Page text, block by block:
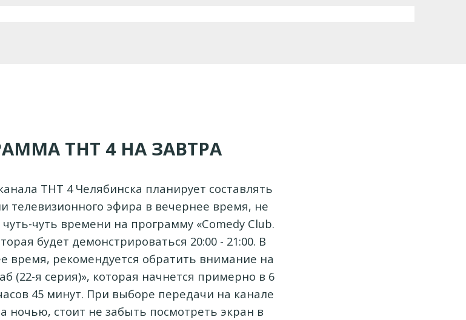
ТНТ 4 НА ЗАВТРА
ТНТ 4 Челябинска планирует составлять
телевизионного эфира в вечернее время, не
чуть времени на программу «Comedy Club.
будет демонстрироваться 20:00 - 21:00. В
время, рекомендуется обратить внимание на
(22-я серия)», которая начнется примерно в 6
45 минут. При выборе передачи на канале
ночью, стоит не забыть посмотреть экран в